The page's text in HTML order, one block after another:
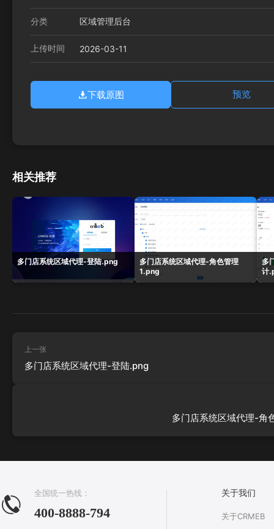
分类 区域管理后台
上传时间 2026-03-11
下载原图 预览
相关推荐
多门店系统区域代理-登陆.png
多门店系统区域代理-角色管理
1.png
多
计
上一张
多门店系统区域代理-登陆.png
多门店系统区域代理-角
全国统一热线：
400-8888-794
关于我们
关于CRMEB